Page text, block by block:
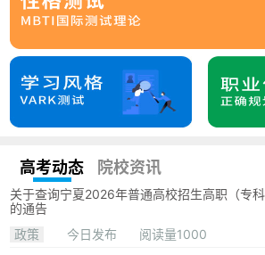
高考动态 院校资讯
关于查询宁夏2026年普通高校招生高职（专
的通告
政策
今日发布
阅读量1000